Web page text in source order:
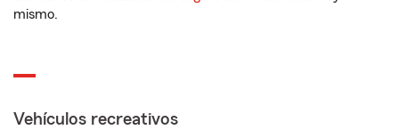
mismo.
Vehículos recreativos